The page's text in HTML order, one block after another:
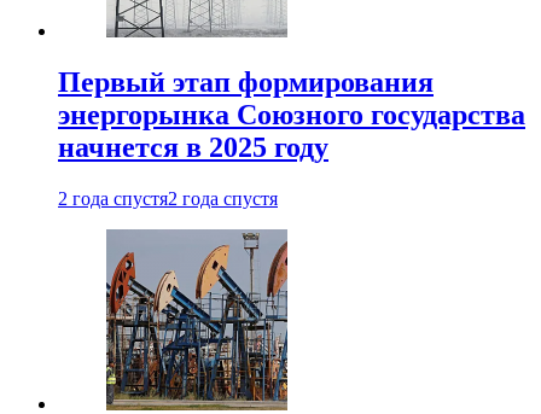
Первый этап формирования
энергорынка Союзного государства
начнется в 2025 году
2 года спустя2 года спустя